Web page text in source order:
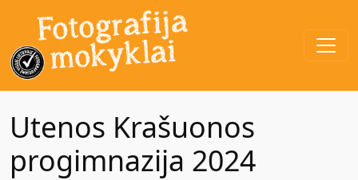
Utenos Krašuonos
progimnazija 2024